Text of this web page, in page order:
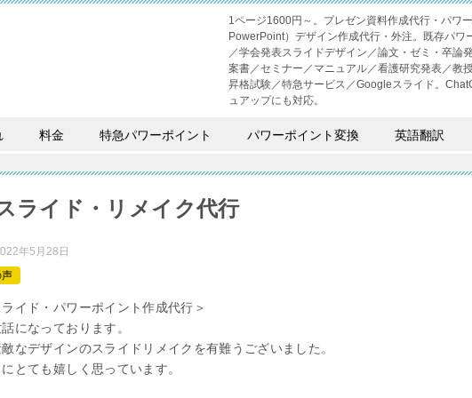
1ページ1600円～。プレゼン資料作成代行・パワ
PowerPoint）デザイン作成代行・外注。既存パ
／学会発表スライドデザイン／論文・ゼミ・卒論
案書／セミナー／マニュアル／看護研究発表／教
昇格試験／特急サービス／Googleスライド。
ュアップにも対応。
料金 特急パワーポイント パワーポイント変換 英語翻訳
ライド・リメイク代行
年5月28日
声
ライド・パワーポイント作成代行＞
になっております。
なデザインのスライドリメイクを有難うございました。
とても嬉しく思っています。